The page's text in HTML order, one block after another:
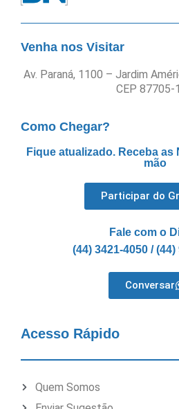
Venha nos Visitar
Av. Paraná, 1100 – Jardim
CEP 87705-
Como Chegar?
Fique atualizado. Receba
mão
Participar do
Fale com o
(44) 3421-4050 /
Conversar
Acesso Rápido
Quem Somos